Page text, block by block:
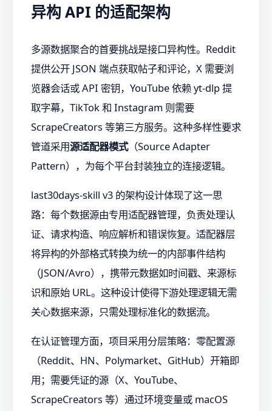
异构 API 的适配架构
多源数据聚合的首要挑战是接口异构性。Reddit
提供公开 JSON 端点获取帖子和评论，X 需要浏
览器会话或 API 密钥，YouTube 依赖 yt-dlp 提
取字幕，TikTok 和 Instagram 则需要
ScrapeCreators 等第三方服务。这种多样性要求
管道采用源适配器模式（Source Adapter
Pattern），为每个平台封装独立的连接逻辑。
last30days-skill v3 的架构设计体现了这一思
路：每个数据源由专用适配器管理，负责处理认
证、请求构造、响应解析和错误恢复。适配器层
将异构的外部格式转换为统一的内部事件结构
（JSON/Avro），携带元数据如时间戳、来源标
识和原始 URL。这种设计使得下游处理逻辑无需
关心数据来源，只需处理标准化的数据流。
在认证管理方面，项目采用分层策略：零配置源
（Reddit、HN、Polymarket、GitHub）开箱即
用；需要凭证的源（X、YouTube、
ScrapeCreators 等）通过环境变量或 macOS